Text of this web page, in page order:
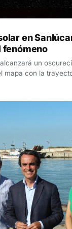
en
fenómeno
un
mapa con la